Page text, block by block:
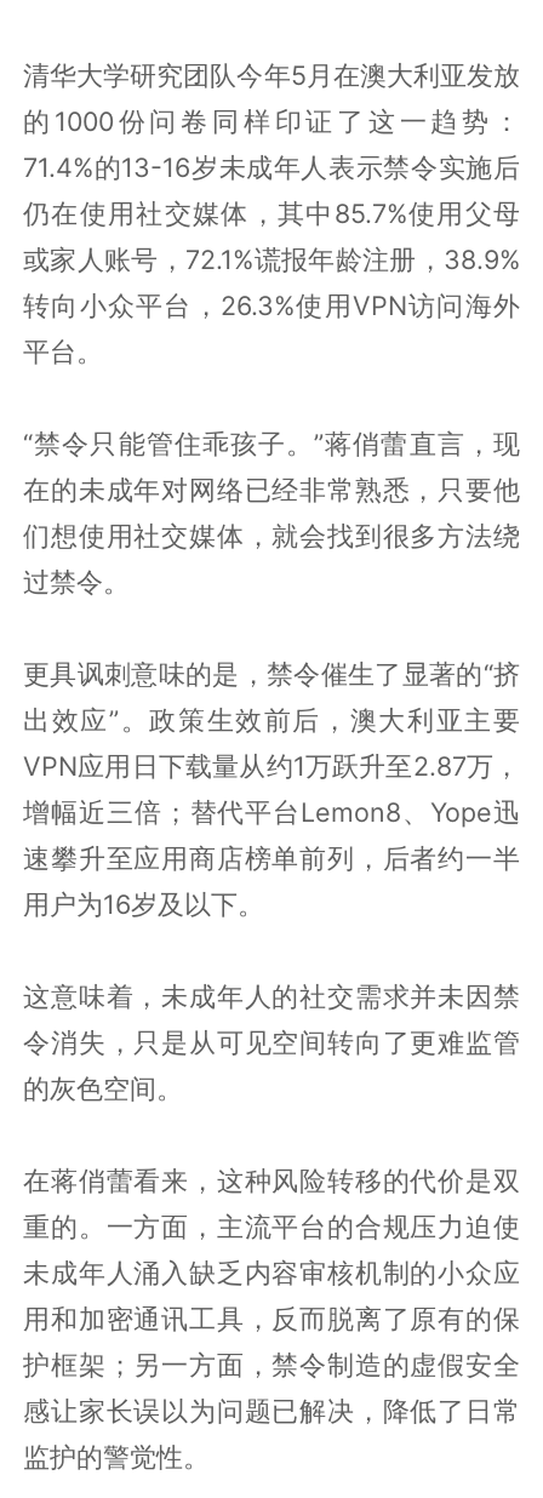
清华大学研究团队今年5月在澳大利亚发放
的1000份问卷同样印证了这一趋势：
71.4%的13-16岁未成年人表示禁令实施后
仍在使用社交媒体，其中85.7%使用父母
或家人账号，72.1%谎报年龄注册，38.9%
转向小众平台，26.3%使用VPN访问海外
平台。
“禁令只能管住乖孩子。”蒋俏蕾直言，现
在的未成年对网络已经非常熟悉，只要他
们想使用社交媒体，就会找到很多方法绕
过禁令。
更具讽刺意味的是，禁令催生了显著的“挤
出效应”。政策生效前后，澳大利亚主要
VPN应用日下载量从约1万跃升至2.87万，
增幅近三倍；替代平台Lemon8、Yope迅
速攀升至应用商店榜单前列，后者约一半
用户为16岁及以下。
这意味着，未成年人的社交需求并未因禁
令消失，只是从可见空间转向了更难监管
的灰色空间。
在蒋俏蕾看来，这种风险转移的代价是双
重的。一方面，主流平台的合规压力迫使
未成年人涌入缺乏内容审核机制的小众应
用和加密通讯工具，反而脱离了原有的保
护框架；另一方面，禁令制造的虚假安全
感让家长误以为问题已解决，降低了日常
监护的警觉性。